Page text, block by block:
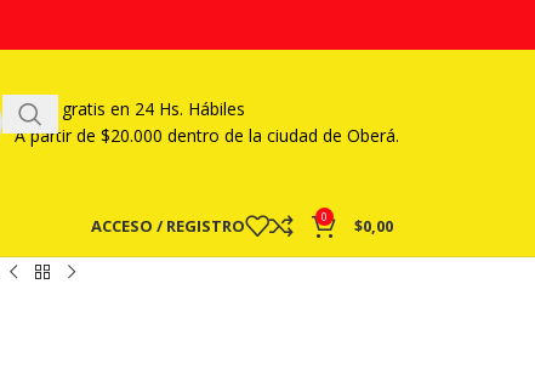
Envío gratis en 24 Hs. Hábiles
A partirde $20.000 dentro de la ciudad de Oberá.
ACCESO / REGISTRO 0 $0,00